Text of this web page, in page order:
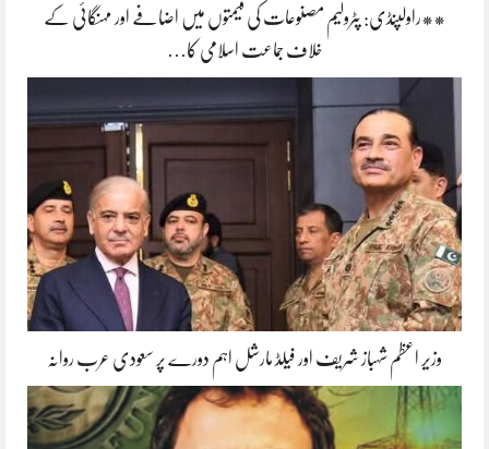
**راولپنڈی: پٹرولیم مصنوعات کی قیمتوں میں اضافے اور مہنگائی کے
خلاف جماعت اسلامی کا…
وزیر اعظم شہباز شریف اور فیلڈ مارشل اہم دورے پر سعودی عرب روانہ